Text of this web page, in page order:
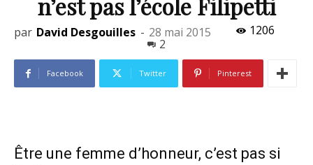
par David Desgouilles - 28 mai 2015
1206
2
Facebook Twitter Pinterest
Être une femme d’honneur, c’est pas si